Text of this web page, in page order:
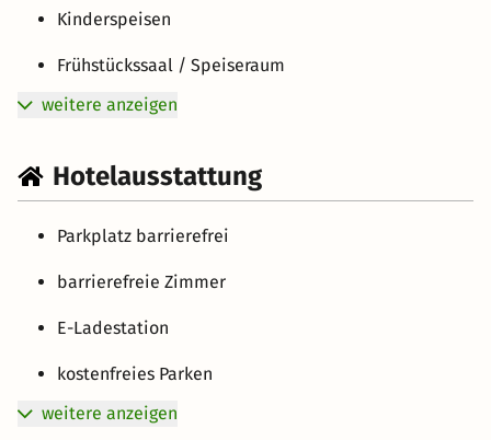
Kinderspeisen
Frühstückssaal / Speiseraum
weitere anzeigen
Hotelausstattung
Parkplatz barrierefrei
barrierefreie Zimmer
E-Ladestation
kostenfreies Parken
weitere anzeigen